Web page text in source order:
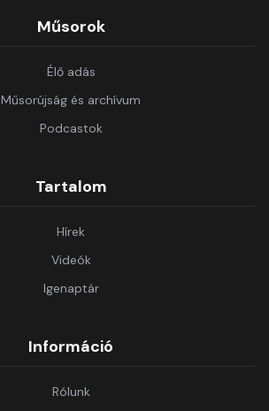
Műsorok
Élő adás
Műsorújság és archívum
Podcastok
Tartalom
Hírek
Videók
Igenaptár
Információ
Rólunk